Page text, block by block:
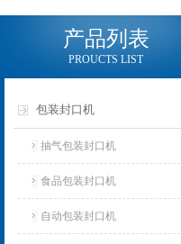
产品列表
PROUCTS LIST
包装封口机
抽气包装封口机
食品包装封口机
自动包装封口机